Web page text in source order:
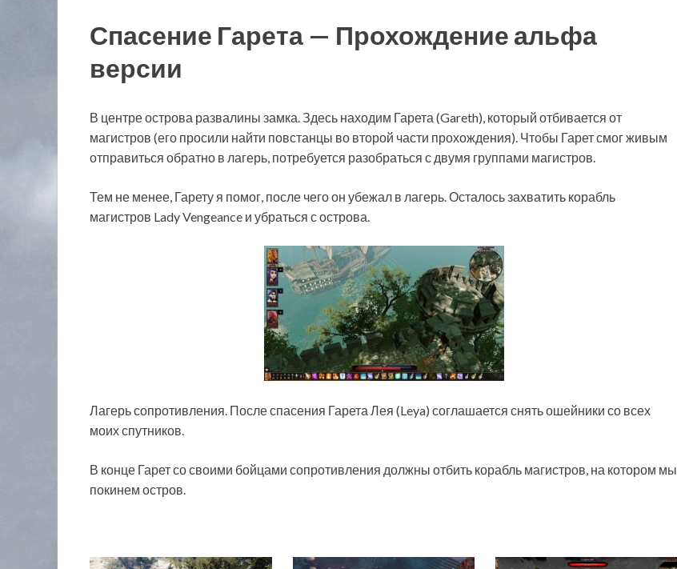
Спасение Гарета — Прохождение альфа
версии
В центре острова развалины замка. Здесь находим Гарета (Gareth), который отбивается от
магистров (его просили найти повстанцы во второй части прохождения). Чтобы Гарет смог живым
отправиться обратно в лагерь, потребуется разобраться с двумя группами магистров.
Тем не менее, Гарету я помог, после чего он убежал в лагерь. Осталось захватить корабль
магистров Lady Vengeance и убраться с острова.
Лагерь сопротивления. После спасения Гарета Лея (Leya) соглашается снять ошейники со всех
моих спутников.
В конце Гарет со своими бойцами сопротивления должны отбить корабль магистров, на котором мы
покинем остров.